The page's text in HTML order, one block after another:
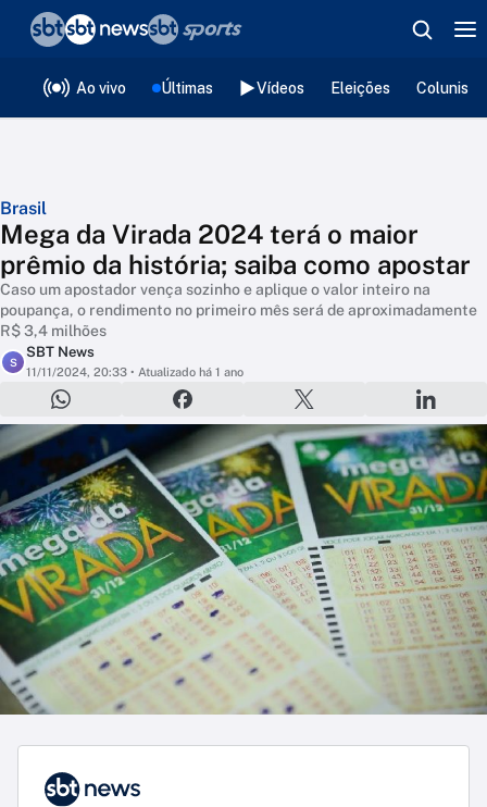
Ao vivo Últimas Vídeos Eleições
Brasil
Mega da Virada 2024 terá o maior
prêmio da história; saiba como apostar
Caso um apostador vença sozinho e aplique o valor inteiro na
poupança, o rendimento no primeiro mês será de aproximadamente
R$ 3,4 milhões
S
SBT News
11/11/2024, 20:33 • Atualizado há 1 ano
❮voltar
Editorias